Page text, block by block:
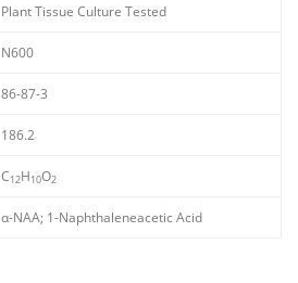
Plant Tissue Culture Tested
N600
86-87-3
186.2
C12H10O2
α-NAA; 1-Naphthaleneacetic Acid